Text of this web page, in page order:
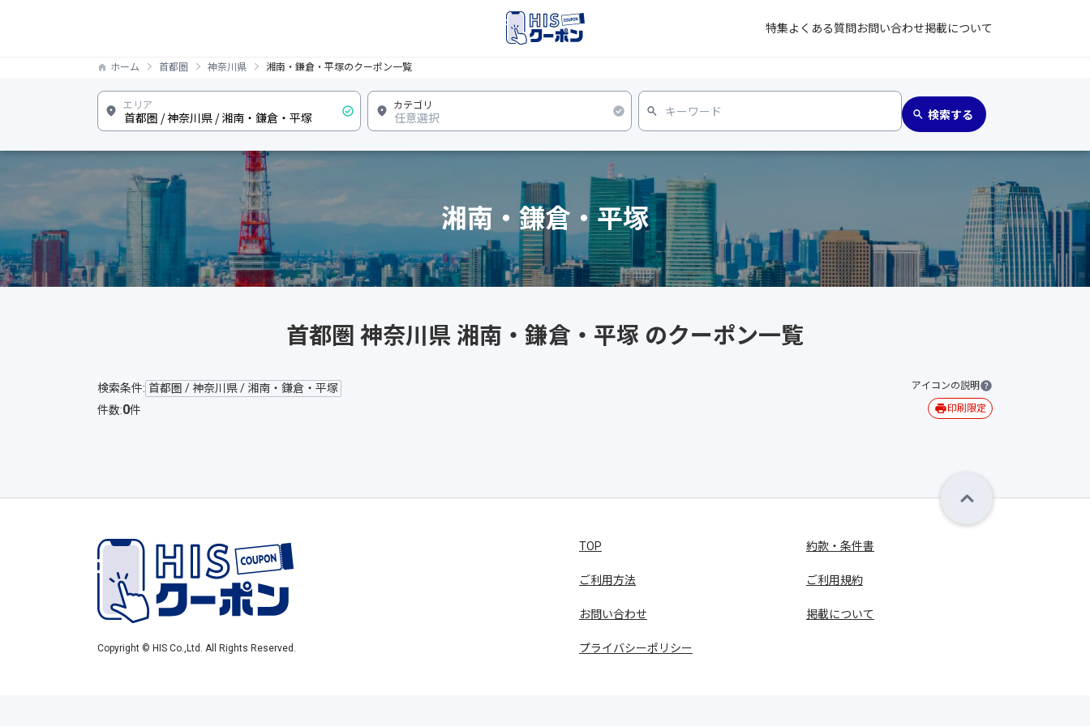
特集よくある質問お問い合わせ掲載について
ホーム 首都圏 神奈川県 湘南・鎌倉・平塚のクーポン一覧
湘南・鎌倉・平塚
首都圏 神奈川県 湘南・鎌倉・平塚 のクーポン一覧
検索条件: 首都圏 / 神奈川県 / 湘南・鎌倉・平塚
件数:0件
アイコンの説明
印刷限定
TOP
ご利用方法
お問い合わせ
プライバシーポリシー
約款・条件書
ご利用規約
掲載について
Copyright © HIS Co.,Ltd. All Rights Reserved.